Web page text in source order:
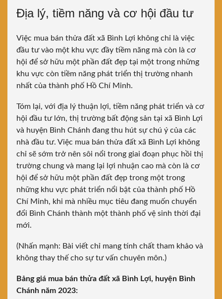
Địa lý, tiềm năng và cơ hội đầu tư
Việc mua bán thửa đất xã Bình Lợi không chỉ là việc
đầu tư vào một khu vực đầy tiềm năng mà còn là cơ
hội để sở hữu một phần đất đẹp tại một trong những
khu vực còn tiềm năng phát triển thị trường nhanh
nhất của thành phố Hồ Chí Minh.
Tóm lại, với địa lý thuận lợi, tiềm năng phát triển và cơ
hội đầu tư lớn, thị trường bất động sản tại xã Bình Lợi
và huyện Bình Chánh đang thu hút sự chú ý của các
nhà đầu tư. Việc mua bán thửa đất xã Bình Lợi không
chỉ sẽ sớm trở nên sôi nổi trong giai đoạn phục hồi thị
trường chung và mang lại lợi nhuận cao mà còn là cơ
hội để sở hữu một phần đất đẹp trong một trong
những khu vực phát triển nổi bật của thành phố Hồ
Chí Minh, khi mà nhiều mục tiêu đang muốn chuyển
đổi Bình Chánh thành một thành phố vệ sinh thời đại
mới.
(Nhấn mạnh: Bài viết chỉ mang tính chất tham khảo và
không thay thế cho sự tư vấn chuyên môn.)
Bảng giá mua bán thửa đất xã Bình Lợi, huyện Bình
Chánh năm 2023: